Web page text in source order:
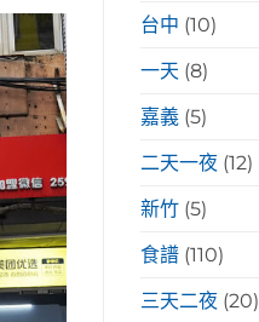
台中 (10)
一天 (8)
嘉義 (5)
二天一夜 (12)
新竹 (5)
食譜 (110)
三天二夜 (20)